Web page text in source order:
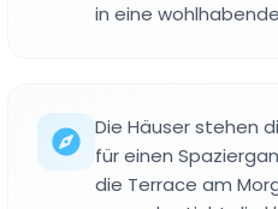
in eine
Die Häuser stehen
für einen
die Terrace am